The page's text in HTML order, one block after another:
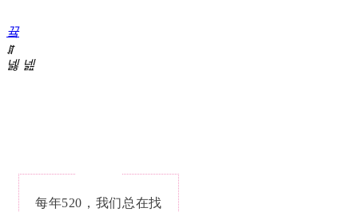
끀
ꁲ
课
程
넳 넲
每年520，我们总在找